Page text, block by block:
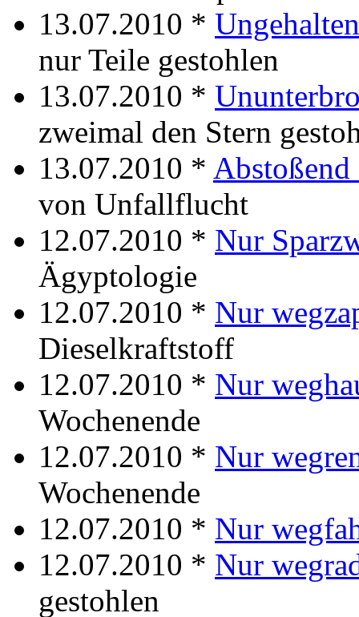
13.07.2010 *
nur Teile gestohlen
13.07.2010 *
zweimal den Stern
13.07.2010 * Abstoßend
von Unfallflucht
12.07.2010 * Nur
Ägyptologie
12.07.2010 * Nur
Dieselkraftstoff
12.07.2010 * Nur
Wochenende
12.07.2010 * Nur
Wochenende
12.07.2010 * Nur
12.07.2010 * Nur
gestohlen